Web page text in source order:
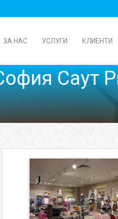
ЗА НАС УСЛУГИ КЛИЕНТИ
Саут